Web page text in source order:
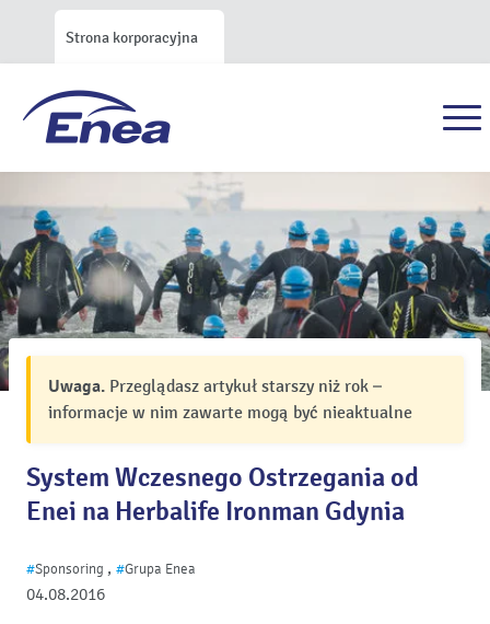
Strona korporacyjna
Uwaga. Przeglądasz artykuł starszy niż rok –
informacje w nim zawarte mogą być nieaktualne
System Wczesnego Ostrzegania od
Enei na Herbalife Ironman Gdynia
04.08.2016
#Sponsoring , #Grupa Enea